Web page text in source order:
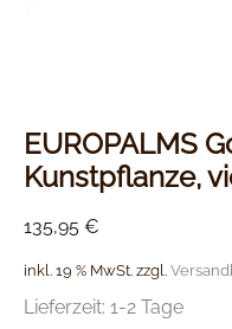
EUROPALMS
Kunstpflanze,
135,95 €
inkl. 19 % MwSt. zzgl.
Lieferzeit: 1-2 Tage